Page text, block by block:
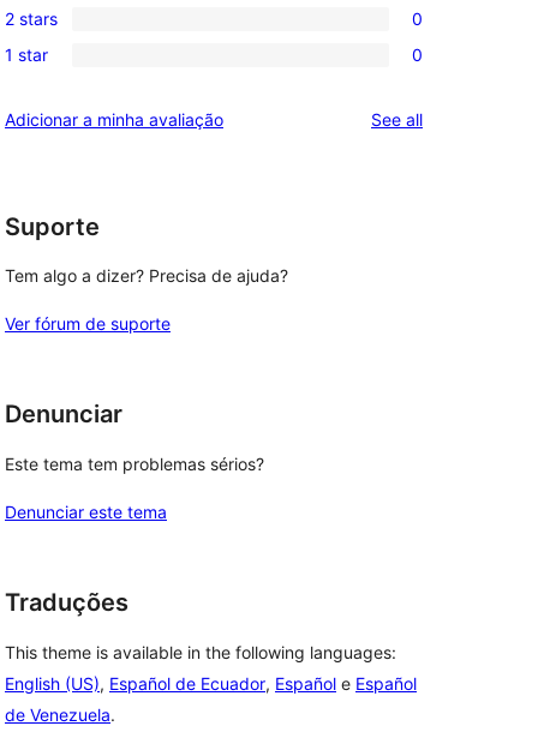
reviews
star
reviews
3-
star
0
2-
reviews
2 stars 0
0
star
1 star 0
Adicionar a minha avaliação See allreviews
Suporte
Tem algo a dizer? Precisa de ajuda?
Ver fórum de suporte
Denunciar
Este tema tem problemas sérios?
Denunciar este tema
Traduções
This theme is available in the following languages:
English (US), Español de Ecuador, Español e Español
de Venezuela.